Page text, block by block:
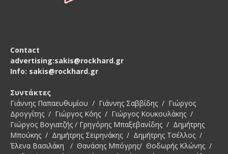
Contact
advertising:sakis@rockhard.gr
Info: sakis@rockhard.gr
Συντάκτες
Γιάννης Παπαευθυμίου / Γιάννης Σαββίδης / Γιώργος
Δρογγίτης / Γιώργος Κόης / Γιώργος Κουκουλάκης /
Γιώργος Βογιατζής / Γρηγόρης Μπαξεβανίδης / Δημήτρης
Μπούκης / Δημήτρης Σειρηνάκης / Δημήτρης Τσέλλος /
Έλενα Βασιλάκη / Θανάσης Μπόγρης/ Θοδωρής Κλώνης /